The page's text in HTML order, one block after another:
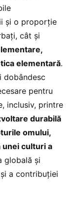
și o proporție
cât și
elementară.
dobândesc
pentru
inclusiv, printre
durabilă
omului,
unei culturi a
globală și
a contribuției